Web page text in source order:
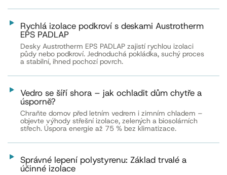
Rychlá izolace podkroví s deskami Austrotherm
EPS PADLAP
Desky Austrotherm EPS PADLAP zajistí rychlou izolaci
půdy nebo podkroví. Jednoduchá pokládka, suchý proces
a stabilní, ihned pochozí povrch.
Vedro se šíří shora – jak ochladit dům chytře a
úsporně?
Chraňte domov před letním vedrem i zimním chladem –
objevte výhody střešní izolace, zelených a biosolárních
střech. Úspora energie až 75 % bez klimatizace.
Správné lepení polystyrenu: Základ trvalé a
účinné izolace